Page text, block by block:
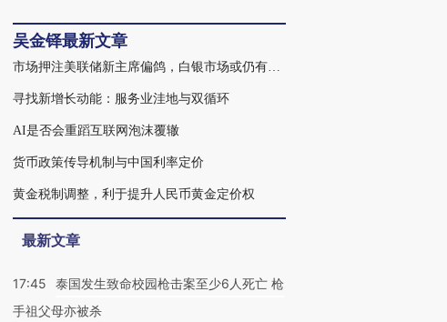
吴金铎最新文章
市场押注美联储新主席偏鸽，白银市场或仍有韧性
寻找新增长动能：服务业洼地与双循环
AI是否会重蹈互联网泡沫覆辙
货币政策传导机制与中国利率定价
黄金税制调整，利于提升人民币黄金定价权
最新文章
17:45
泰国发生致命校园枪击案至少6人死亡 枪
手祖父母亦被杀